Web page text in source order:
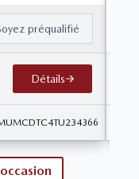
préqualifié
Détails